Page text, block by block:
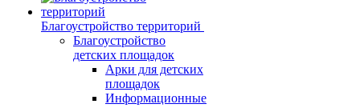
Благоустройство территорий
Благоустройство
детских площадок
Арки для детских
площадок
Информационные